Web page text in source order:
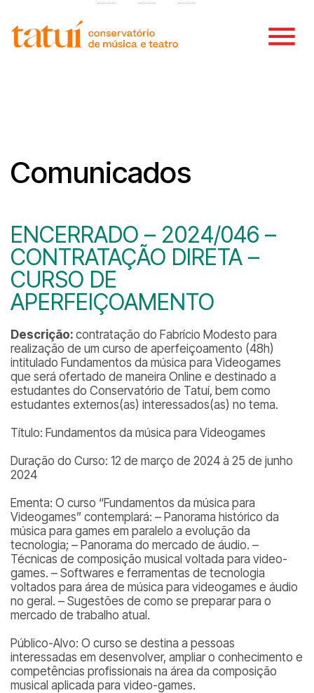
Comunicados
ENCERRADO – 2024/046 –
CONTRATAÇÃO DIRETA –
CURSO DE
APERFEIÇOAMENTO
Descrição: contratação do Fabrício Modesto para
realização de um curso de aperfeiçoamento (48h)
intitulado Fundamentos da música para Videogames
que será ofertado de maneira Online e destinado a
estudantes do Conservatório de Tatuí, bem como
estudantes externos(as) interessados(as) no tema.
Título: Fundamentos da música para Videogames
Duração do Curso: 12 de março de 2024 à 25 de junho
2024
Ementa: O curso “Fundamentos da música para
Videogames” contemplará: – Panorama histórico da
música para games em paralelo a evolução da
tecnologia; – Panorama do mercado de áudio. –
Técnicas de composição musical voltada para video-
games. – Softwares e ferramentas de tecnologia
voltados para área de música para videogames e áudio
no geral. – Sugestões de como se preparar para o
mercado de trabalho atual.
Público-Alvo: O curso se destina a pessoas
interessadas em desenvolver, ampliar o conhecimento e
competências profissionais na área da composição
musical aplicada para video-games.